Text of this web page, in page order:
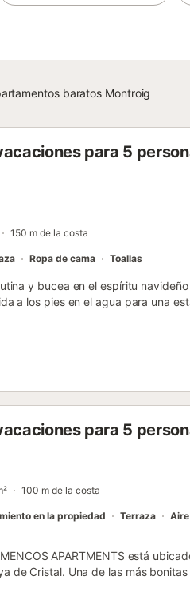
baratos Montroig
para 5
150 m de la costa
Ropa de cama Toallas
y bucea en el espíritu
a los pies en el agua para una
Framework "
directo a una gran playa
estancia relajanteActividades &
de juegos para
alta para tomar un vaso
en algunos alojamientos para
para 5
100 m de la costa
en la propiedad Terraza
APARTMENTS está
de Cristal. Una de las más
con piscina y acceso directo a la